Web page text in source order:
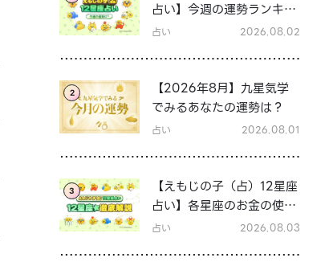
占い】今週の運勢ランキン
グ！8月3日～8月9日の運
占い 2026.08.02
2
【2026年8月】九星気学
でみるあなたの運勢は？
占い 2026.08.01
3
【えもじの子（占）12星座
占い】各星座のお金の使い
方と貯金の傾向は？12星座
占い 2026.08.03
※LINEアプリ内のサービスページへ遷移します